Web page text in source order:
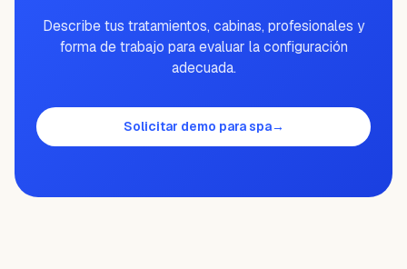
Describe tus tratamientos, cabinas, profesionales y
forma de trabajo para evaluar la configuración
adecuada.
Solicitar demo para spa→